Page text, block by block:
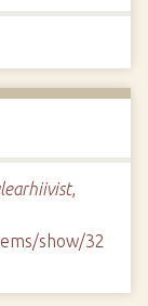
,
show/32